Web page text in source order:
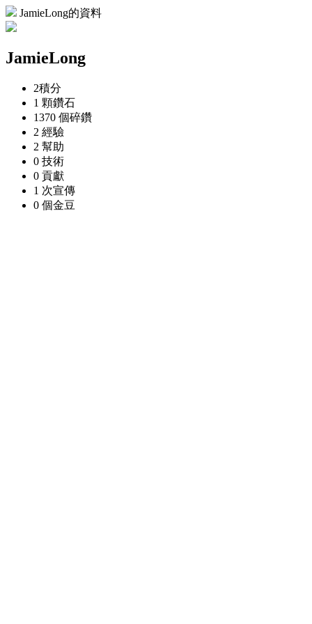
JamieLong的資料
JamieLong
2積分
1 顆鑽石
1370 個碎鑽
2 經驗
2 幫助
0 技術
0 貢獻
1 次宣傳
0 個金豆